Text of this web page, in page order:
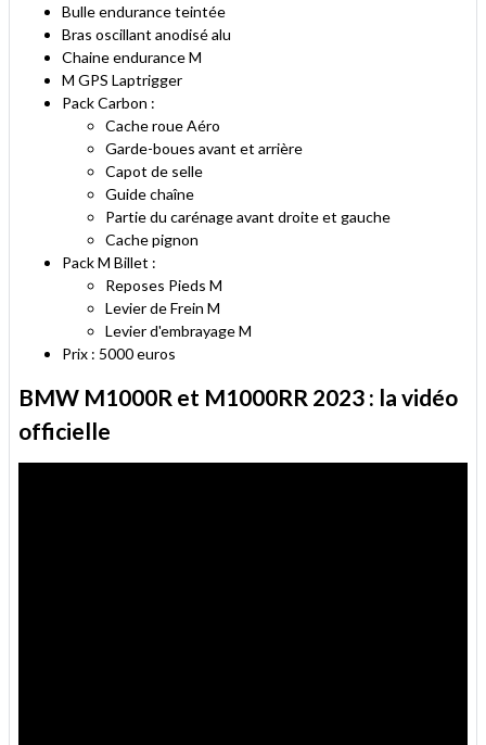
Bulle endurance teintée
Bras oscillant anodisé alu
Chaine endurance M
M GPS Laptrigger
Pack Carbon :
Cache roue Aéro
Garde-boues avant et arrière
Capot de selle
Guide chaîne
Partie du carénage avant droite et gauche
Cache pignon
Pack M Billet :
Reposes Pieds M
Levier de Frein M
Levier d'embrayage M
Prix : 5000 euros
BMW M1000R et M1000RR 2023 : la vidéo
officielle